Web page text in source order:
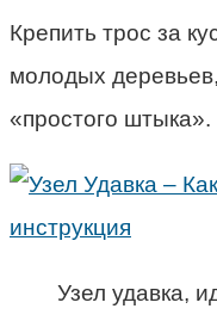
Крепить трос за
молодых
«простого штыка».
Узел удавка,